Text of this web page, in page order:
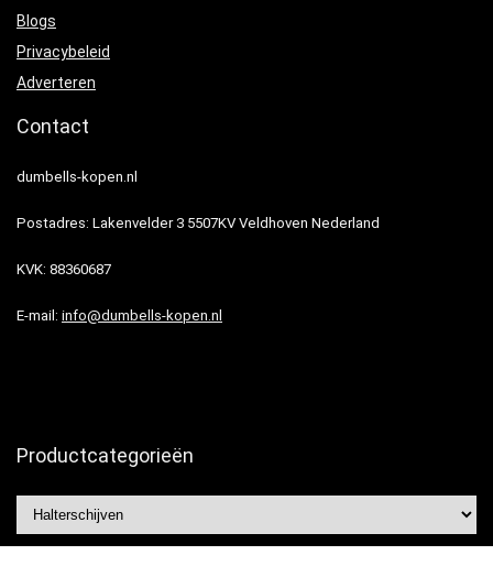
Blogs
Privacybeleid
Adverteren
Contact
dumbells-kopen.nl
Postadres: Lakenvelder 3 5507KV Veldhoven Nederland
KVK: 88360687
E-mail: info@dumbells-kopen.nl
Productcategorieën